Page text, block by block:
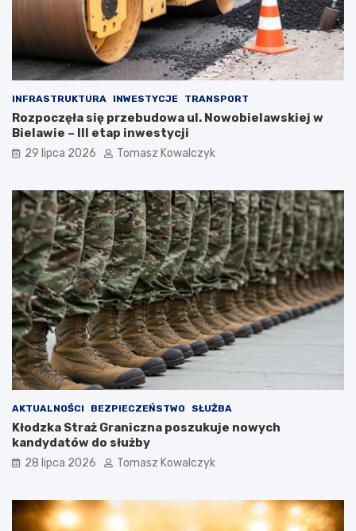
INFRASTRUKTURA INWESTYCJE TRANSPORT
Rozpoczęła się przebudowa ul. Nowobielawskiej w
Bielawie – III etap inwestycji
29 lipca 2026 Tomasz Kowalczyk
AKTUALNOŚCI BEZPIECZEŃSTWO SŁUŻBA
Kłodzka Straż Graniczna poszukuje nowych
kandydatów do służby
28 lipca 2026 Tomasz Kowalczyk